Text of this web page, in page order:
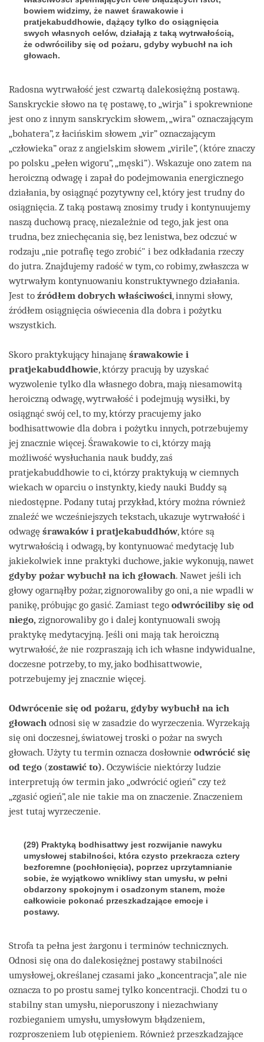
bowiem widzimy, że nawet śrawakowie i
pratjekabuddhowie, dążący tylko do osiągnięcia
swych własnych celów, działają z taką wytrwałością,
że odwróciliby się od pożaru, gdyby wybuchł na ich
głowach.
Radosna wytrwałość jest czwartą dalekosiężną postawą.
Sanskryckie słowo na tę postawę, to „wirja” i spokrewnione
jest ono z innym sanskryckim słowem, „wira” oznaczającym
„bohatera”, z łacińskim słowem „vir” oznaczającym
„człowieka” oraz z angielskim słowem „virile”, (które znaczy
po polsku „pełen wigoru”, „męski”). Wskazuje ono zatem na
heroiczną odwagę i zapał do podejmowania energicznego
działania, by osiągnąć pozytywny cel, który jest trudny do
osiągnięcia. Z taką postawą znosimy trudy i kontynuujemy
naszą duchową pracę, niezależnie od tego, jak jest ona
trudna, bez zniechęcania się, bez lenistwa, bez odczuć w
rodzaju „nie potrafię tego zrobić" i bez odkładania rzeczy
do jutra. Znajdujemy radość w tym, co robimy, zwłaszcza w
wytrwałym kontynuowaniu konstruktywnego działania.
Jest to źródłem dobrych właściwości, innymi słowy,
źródłem osiągnięcia oświecenia dla dobra i pożytku
wszystkich.
Skoro praktykujący hinajanę śrawakowie i
pratjekabuddhowie, którzy pracują by uzyskać
wyzwolenie tylko dla własnego dobra, mają niesamowitą
heroiczną odwagę, wytrwałość i podejmują wysiłki, by
osiągnąć swój cel, to my, którzy pracujemy jako
bodhisattwowie dla dobra i pożytku innych, potrzebujemy
jej znacznie więcej. Śrawakowie to ci, którzy mają
możliwość wysłuchania nauk buddy, zaś
pratjekabuddhowie to ci, którzy praktykują w ciemnych
wiekach w oparciu o instynkty, kiedy nauki Buddy są
niedostępne. Podany tutaj przykład, który można również
znaleźć we wcześniejszych tekstach, ukazuje wytrwałość i
odwagę śrawaków i pratjekabuddhów, które są
wytrwałością i odwagą, by kontynuować medytację lub
jakiekolwiek inne praktyki duchowe, jakie wykonują, nawet
gdyby pożar wybuchł na ich głowach. Nawet jeśli ich
głowy ogarnąłby pożar, zignorowaliby go oni, a nie wpadli w
panikę, próbując go gasić. Zamiast tego odwróciliby się od
niego, zignorowaliby go i dalej kontynuowali swoją
praktykę medytacyjną. Jeśli oni mają tak heroiczną
wytrwałość, że nie rozpraszają ich ich własne indywidualne,
doczesne potrzeby, to my, jako bodhisattwowie,
potrzebujemy jej znacznie więcej.
Odwrócenie się od pożaru, gdyby wybuchł na ich
głowach odnosi się w zasadzie do wyrzeczenia. Wyrzekają
się oni doczesnej, światowej troski o pożar na swych
głowach. Użyty tu termin oznacza dosłownie odwrócić się
od tego (zostawić to). Oczywiście niektórzy ludzie
interpretują ów termin jako „odwrócić ogień” czy też
„zgasić ogień”, ale nie takie ma on znaczenie. Znaczeniem
jest tutaj wyrzeczenie.
(29) Praktyką bodhisattwy jest rozwijanie nawyku
umysłowej stabilności, która czysto przekracza cztery
bezforemne (pochłonięcia), poprzez uprzytamnianie
sobie, że wyjątkowo wnikliwy stan umysłu, w pełni
obdarzony spokojnym i osadzonym stanem, może
całkowicie pokonać przeszkadzające emocje i
postawy.
Strofa ta pełna jest żargonu i terminów technicznych.
Odnosi się ona do dalekosiężnej postawy stabilności
umysłowej, określanej czasami jako „koncentracja”, ale nie
oznacza to po prostu samej tylko koncentracji. Chodzi tu o
stabilny stan umysłu, nieporuszony i niezachwiany
rozbieganiem umysłu, umysłowym błądzeniem,
rozproszeniem lub otępieniem. Również przeszkadzające